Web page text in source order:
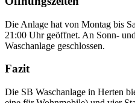
Die Anlage hat von Montag bis
21:00 Uhr geöffnet. An Sonn-
Waschanlage geschlossen.
Fazit
Die SB Waschanlage in Herten